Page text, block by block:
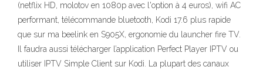
(netflix HD, molotov en 1080p avec l'option à 4 euros), wifi AC
performant, télécommande bluetooth, Kodi 17.6 plus rapide
que sur ma beelink en S905X, ergonomie du launcher fire TV.
Il faudra aussi télécharger l’application Perfect Player IPTV ou
utiliser IPTV Simple Client sur Kodi. La plupart des canaux